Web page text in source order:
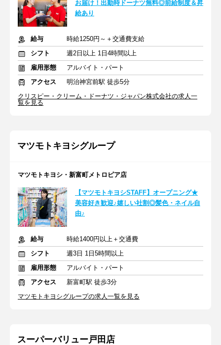
お届け！出勤時ドーナツ無料◎前給制度＆昇
給あり
給与
時給1250円～＋交通費支給
シフト
週2日以上 1日4時間以上
雇用形態
アルバイト・パート
アクセス
明治神宮前駅 徒歩5分
クリスピー・クリーム・ドーナツ・ジャパン株式会社の求人一
覧を見る
マツモトキヨシグループ
マツモトキヨシ・新富町メトロピア店
【マツモトキヨシSTAFF】オープニング★
美容好き歓迎♪嬉しい社割◎髪色・ネイル自
由♪
給与
時給1400円以上＋交通費
シフト
週3日 1日5時間以上
雇用形態
アルバイト・パート
アクセス
新富町駅 徒歩3分
マツモトキヨシグループの求人一覧を見る
スーパーバリュー戸田店